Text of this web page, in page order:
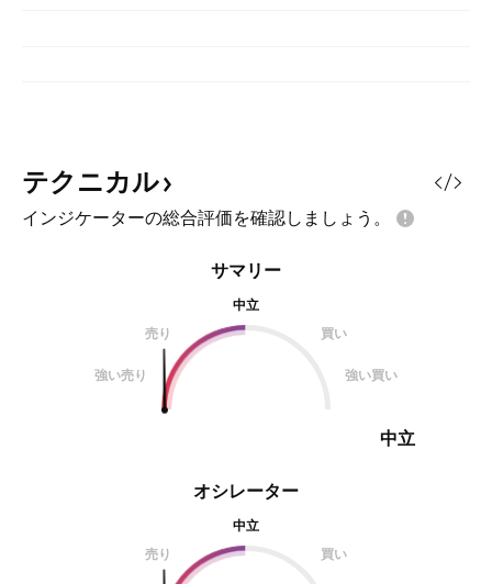
テクニカル
インジケーターの総合評価を確認しましょう。
オシレーター
中立
売り
買い
サマリー
中立
売り
買い
強い売り 強い買い
中立